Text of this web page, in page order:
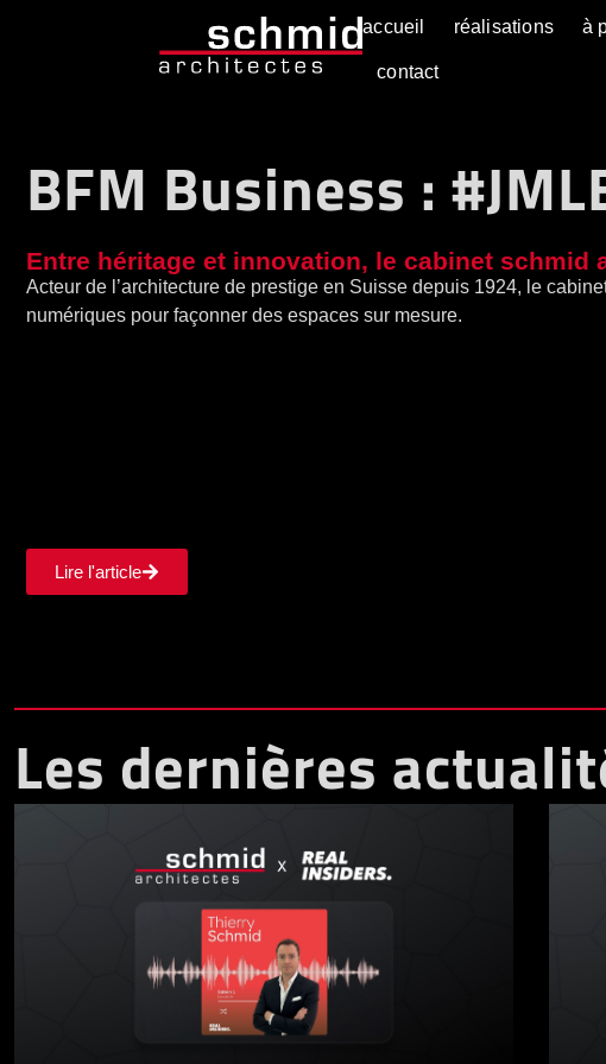
accueil réalisations à
contact
BFM Business :
Entre héritage et innovation, le cabinet
Acteur de l’architecture de prestige en Suisse depuis 1924, le
numériques pour façonner des espaces sur mesure.
Lire l'article
Les dernières